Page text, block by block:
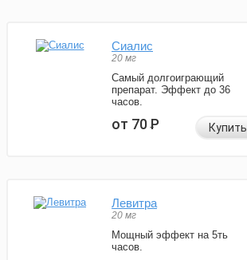
Сиалис
20 мг
Самый долгоиграющий
препарат. Эффект до 36
часов.
от 70Р Купить
Левитра
20 мг
Мощный эффект на 5ть
часов.